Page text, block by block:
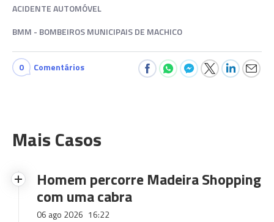
ACIDENTE AUTOMÓVEL
BMM - BOMBEIROS MUNICIPAIS DE MACHICO
0 Comentários
Mais Casos
Homem percorre Madeira Shopping
com uma cabra
06 ago 2026 16:22